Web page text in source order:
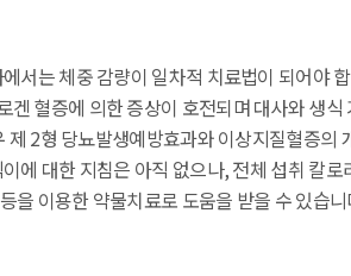
서는 체중 감량이 일차적 치료법이 되어야
혈증에 의한 증상이 호전되며 대사와 생식
2형 당뇨발생예방효과와 이상지질혈증의
에 대한 지침은 아직 없으나, 전체 섭취 칼
을 이용한 약물치료로 도움을 받을 수 있습